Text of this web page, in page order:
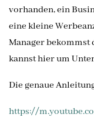
vorhanden, ein
eine kleine
Manager bekommst
kannst hier um
Die genaue
https://